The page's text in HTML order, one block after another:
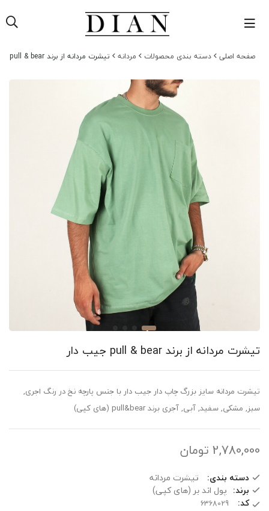
صفحه اصلی دسته بندی محصولات مردانه تیشرت مردانه از برند pull & bear جیب دار
تیشرت مردانه از برند pull & bear جیب دار
تیشرت مردانه سایز بزرگ چاپ دار جیب دار با جنس پارچه نخ در رنگ اجری,
سبز, مشکی, سفید, آبی, آجری برند pull&bear (های کپی)
2,780,000 تومان
دسته بندی:
تیشرت مردانه
برند: پول اند بر (های کپی)
کد: